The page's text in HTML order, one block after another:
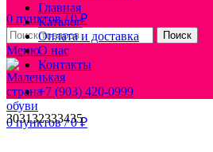
0 пунктов / 0₽
Поиск
Меню
0пунктов / 0₽
Главная
Каталог
Оплата и доставка
О нас
Контакты
+7 (903) 420-0999
303132333435